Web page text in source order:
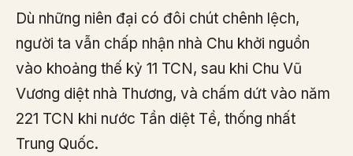
Dù những niên đại có đôi chút chênh lệch,
người ta vẫn chấp nhận nhà Chu khởi nguồn
vào khoảng thế kỷ 11 TCN, sau khi Chu Vũ
Vương diệt nhà Thương, và chấm dứt vào năm
221 TCN khi nước Tần diệt Tề, thống nhất
Trung Quốc.